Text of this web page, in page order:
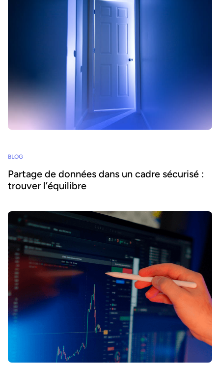
BLOG
Partage de données dans un cadre sécurisé :
trouver l’équilibre